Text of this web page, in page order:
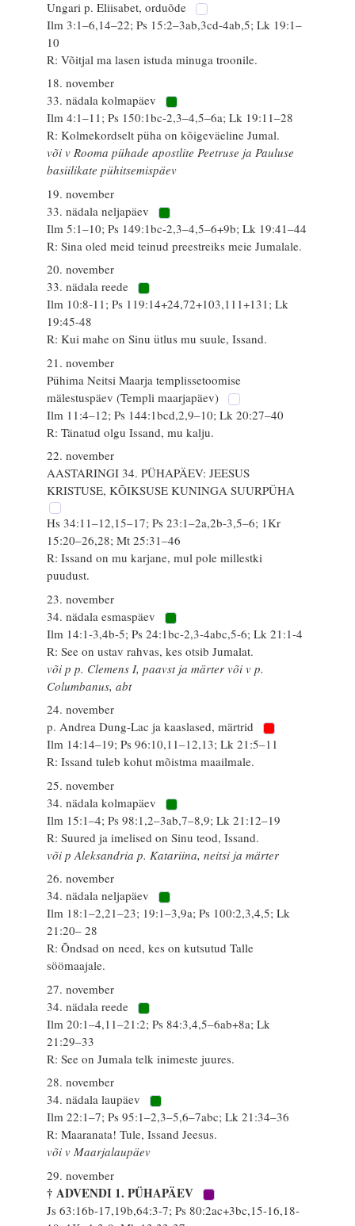
Ungari p. Eliisabet, orduõde
Ilm 3:1–6,14–22; Ps 15:2–3ab,3cd-4ab,5; Lk 19:1–
10
R: Võitjal ma lasen istuda minuga troonile.
18. november
33. nädala kolmapäev
Ilm 4:1–11; Ps 150:1bc-2,3–4,5–6a; Lk 19:11–28
R: Kolmekordselt püha on kõigeväeline Jumal.
või v Rooma pühade apostlite Peetruse ja Pauluse
basiilikate pühitsemispäev
19. november
33. nädala neljapäev
Ilm 5:1–10; Ps 149:1bc-2,3–4,5–6+9b; Lk 19:41–44
R: Sina oled meid teinud preestreiks meie Jumalale.
20. november
33. nädala reede
Ilm 10:8-11; Ps 119:14+24,72+103,111+131; Lk
19:45-48
R: Kui mahe on Sinu ütlus mu suule, Issand.
21. november
Pühima Neitsi Maarja templissetoomise
mälestuspäev (Templi maarjapäev)
Ilm 11:4–12; Ps 144:1bcd,2,9–10; Lk 20:27–40
R: Tänatud olgu Issand, mu kalju.
22. november
AASTARINGI 34. PÜHAPÄEV: JEESUS
KRISTUSE, KÕIKSUSE KUNINGA SUURPÜHA
Hs 34:11–12,15–17; Ps 23:1–2a,2b-3,5–6; 1Kr
15:20–26,28; Mt 25:31–46
R: Issand on mu karjane, mul pole millestki
puudust.
23. november
34. nädala esmaspäev
Ilm 14:1-3,4b-5; Ps 24:1bc-2,3-4abc,5-6; Lk 21:1-4
R: See on ustav rahvas, kes otsib Jumalat.
või p p. Clemens I, paavst ja märter või v p.
Columbanus, abt
24. november
p. Andrea Dung-Lac ja kaaslased, märtrid
Ilm 14:14–19; Ps 96:10,11–12,13; Lk 21:5–11
R: Issand tuleb kohut mõistma maailmale.
25. november
34. nädala kolmapäev
Ilm 15:1–4; Ps 98:1,2–3ab,7–8,9; Lk 21:12–19
R: Suured ja imelised on Sinu teod, Issand.
või p Aleksandria p. Katariina, neitsi ja märter
26. november
34. nädala neljapäev
Ilm 18:1–2,21–23; 19:1–3,9a; Ps 100:2,3,4,5; Lk
21:20– 28
R: Õndsad on need, kes on kutsutud Talle
söömaajale.
27. november
34. nädala reede
Ilm 20:1–4,11–21:2; Ps 84:3,4,5–6ab+8a; Lk
21:29–33
R: See on Jumala telk inimeste juures.
28. november
34. nädala laupäev
Ilm 22:1–7; Ps 95:1–2,3–5,6–7abc; Lk 21:34–36
R: Maaranata! Tule, Issand Jeesus.
või v Maarjalaupäev
29. november
† ADVENDI 1. PÜHAPÄEV
Js 63:16b-17,19b,64:3-7; Ps 80:2ac+3bc,15-16,18-